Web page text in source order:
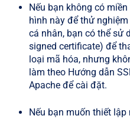
Nếu bạn không có
hình này để thử
cá nhân, bạn có thể sử
signed certificate) để
loại mã hóa, nhưng
làm theo Hướng dẫn
Apache để cài đặt.
Nếu bạn muốn thiết